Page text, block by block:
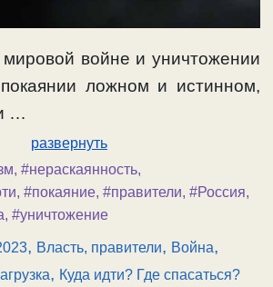
войне и уничтожении
ложном и истинном,
…
развернуть
, #нераскаянность,
, #покаяние, #правители, #Россия,
, #уничтожение
, Власть, правители, Война,
, Куда идти? Где спасаться?